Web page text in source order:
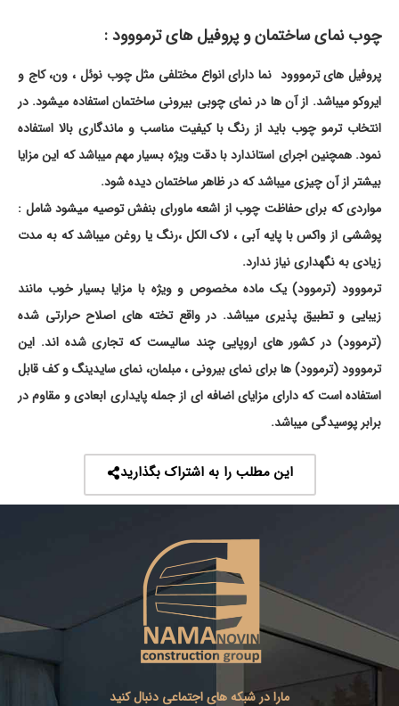
چوب نمای ساختمان و پروفیل های ترمووود :
پروفیل های ترمووود نما دارای انواع مختلفی مثل چوب نوئل ، ون، کاج و
ایروکو میباشد. از آن ها در نمای چوبی بیرونی ساختمان استفاده میشود. در
انتخاب ترمو چوب باید از رنگ با کیفیت مناسب و ماندگاری بالا استفاده
نمود. همچنین اجرای استاندارد با دقت ویژه بسیار مهم میباشد که این مزایا
بیشتر از آن چیزی میباشد که در ظاهر ساختمان دیده شود.
مواردی که برای حفاظت چوب از اشعه ماورای بنفش توصیه میشود شامل :
پوششی از واکس با پایه آبی ، لاک الکل ،رنگ یا روغن میباشد که به مدت
زیادی به نگهداری نیاز ندارد.
ترمووود (ترموود) یک ماده مخصوص و ویژه با مزایا بسیار خوب مانند
زیبایی و تطبیق پذیری میباشد. در واقع تخته های اصلاح حرارتی شده
(ترموود) در کشور های اروپایی چند سالیست که تجاری شده اند. این
ترمووود (ترموود) ها برای نمای بیرونی ، مبلمان، نمای سایدینگ و کف قابل
استفاده است که دارای مزایای اضافه ای از جمله پایداری ابعادی و مقاوم در
برابر پوسیدگی میباشد.
این مطلب را به اشتراک بگذارید
مارا در شبکه های اجتماعی دنبال کنید